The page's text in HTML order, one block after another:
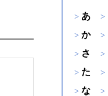
あ
か
さ
た
な